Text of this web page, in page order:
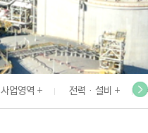
사업영역 전력 · 설비